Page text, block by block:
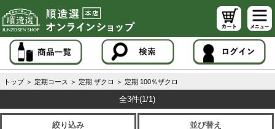
トップ ＞ 定期コース ＞ 定期 ザクロ ＞ 定期 100％ザクロ
全3件(1/1)
絞り込み 並び替え